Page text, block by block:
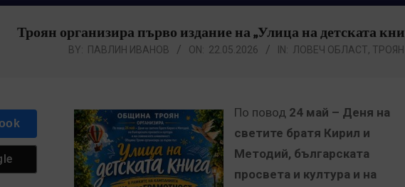
Троян организира първо издание на „Улица на детската
BY: ПАВЛИН ИВАНОВ ON: 22.05.2026 IN: ЛОВЕЧ ОБЛАСТ,
По повод 24 май – Деня на
светите братя Кирил и
Методий, българската
просвета и култура и на